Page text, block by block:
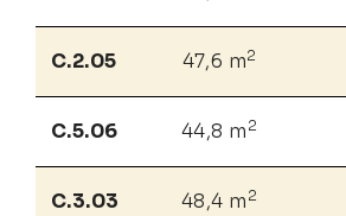
C.2.05 47,6 m2
C.5.06 44,8 m 2
C.3.03 48,4 m 2